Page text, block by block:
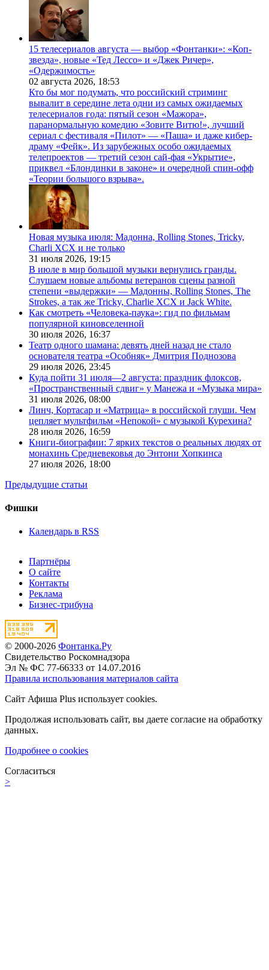
15 телесериалов августа — выбор «Фонтанки»: «Коп-
звезда», новые «Тед Лессо» и «Джек Ричер»,
«Одержимость»
02 августа 2026, 18:53
Кто бы мог подумать, что российский стриминг
вывалит в середине лета одни из самых ожидаемых
телесериалов года: пятый сезон «Мажора»,
паранормальную комедию «Зовите Витю!», лучший
сериал с фестиваля «Пилот» — «Паша» и даже кибер-
драму «Фейк». Из зарубежных особо ожидаемых
телепроектов — третий сезон сай-фая «Укрытие»,
приквел «Блондинки в законе» и очередной спин-офф
«Теории большого взрыва».
Новая музыка июля: Мадонна, Rolling Stones, Tricky,
Charli XCX и не только
31 июля 2026, 19:15
В июле в мир большой музыки вернулись гранды.
Слушаем новые альбомы ветеранов сцены разной
степени «выдержки» — Мадонны, Rolling Stones, The
Strokes, а так же Tricky, Charlie XCX и Jack White.
Как смотреть «Человека-паука»: гид по фильмам
популярной киновселенной
30 июля 2026, 16:37
Театр одного шамана: девять дней назад не стало
основателя театра «Особняк» Дмитрия Поднозова
29 июля 2026, 23:45
Куда пойти 31 июля—2 августа: праздник флоксов,
«Пространственный сдвиг» у Манежа и «Музыка мира»
31 июля 2026, 08:00
Линч, Кортасар и «Матрица» в российской глуши. Чем
цепляет мультфильм «Непокой» с музыкой Курехина?
28 июля 2026, 16:59
Книги-биографии: 7 ярких текстов о реальных людях от
монахинь Средневековья до Энтони Хопкинса
27 июля 2026, 18:00
Предыдущие статьи
Фишки
Календарь в RSS
Партнёры
О сайте
Контакты
Реклама
Бизнес-трибуна
© 2000-2026 Фонтанка.Ру
Свидетельство Роскомнадзора
Эл № ФС 77-66333 от 14.07.2016
Правила использования материалов сайта
Сайт Афиша Plus использует cookies.
Продолжая использовать сайт, вы даете согласие на обработку
данных.
Подробнее о cookies
Согласиться
>